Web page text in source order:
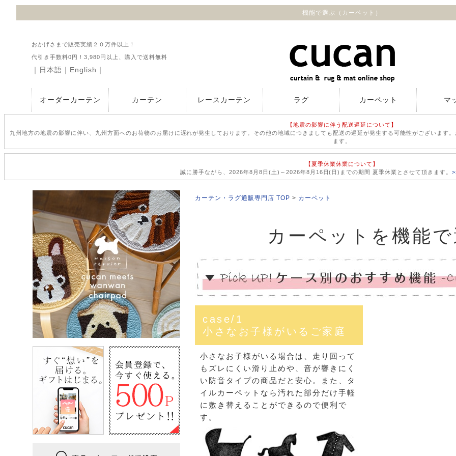
機能で選ぶ（カーペット）
おかげさまで販売実績２０万件以上！
代引き手数料0円！3,980円以上、購入で送料無料
｜ 日本語 ｜ English ｜
オーダーカーテン カーテン レースカーテン ラグ カーペット マ
【地震の影響に伴う配送遅延について】
九州地方の地震の影響に伴い、九州方面へのお荷物のお届けに遅れが発生しております。その他の地域につきましても配送の遅延が発生する可能性がございます
ます。
【夏季休業休業について】
誠に勝手ながら、2026年8月8日(土)～2026年8月16日(日)までの期間 夏季休業とさせて頂きます。
カーテン・ラグ通販専門店 TOP カーペット
カーペットを機能
case/1
小さなお子様がいるご家庭
小さなお子様がいる場合は、走り回って
もズレにくい滑り止めや、音が響きにく
い防音タイプの商品だと安心。また、タ
イルカーペットなら汚れた部分だけ手軽
に敷き替えることができるので便利で
す。